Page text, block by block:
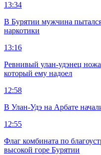
13:34
В Бурятии мужчина
наркотики
13:16
Ревнивый улан-удэнец
который ему надоел
12:58
В Улан-Удэ на Арбате
12:55
Флаг комбината по
высокой горе Бурятии